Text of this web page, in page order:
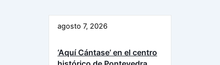
agosto 7, 2026
‘Aquí Cántase’ en el centro